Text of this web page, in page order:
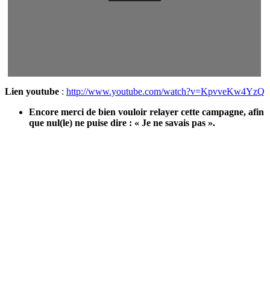
Lien youtube : http://www.youtube.com/watch?v=KpvveKw4YzQ
Encore merci de bien vouloir relayer cette campagne, afin
que nul(le) ne puise dire : « Je ne savais pas ».